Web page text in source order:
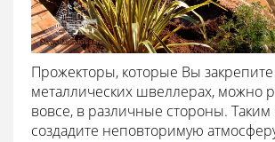
Прожекторы, которые Вы
металлических швеллерах, можно
вовсе, в различные стороны.
создадите неповторимую